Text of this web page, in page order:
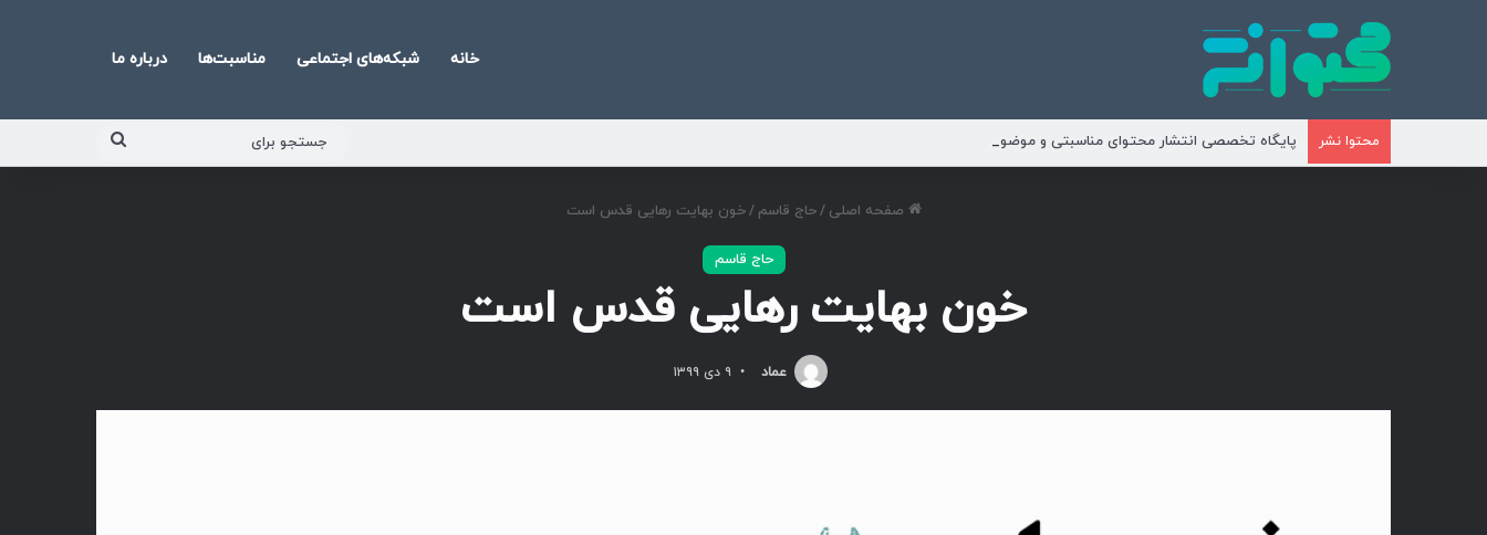
خانه شبکه‌های اجتماعی مناسبت‌ها درباره ما
محتوا نشر پایگاه تخصصی انتشار محتوای مناسبتی و موضوعی
صفحه اصلی /حاج قاسم /خون بهایت رهایی قدس است
حاج قاسم
خون بهایت رهایی قدس است
عماد ۹ دی ۱۳۹۹